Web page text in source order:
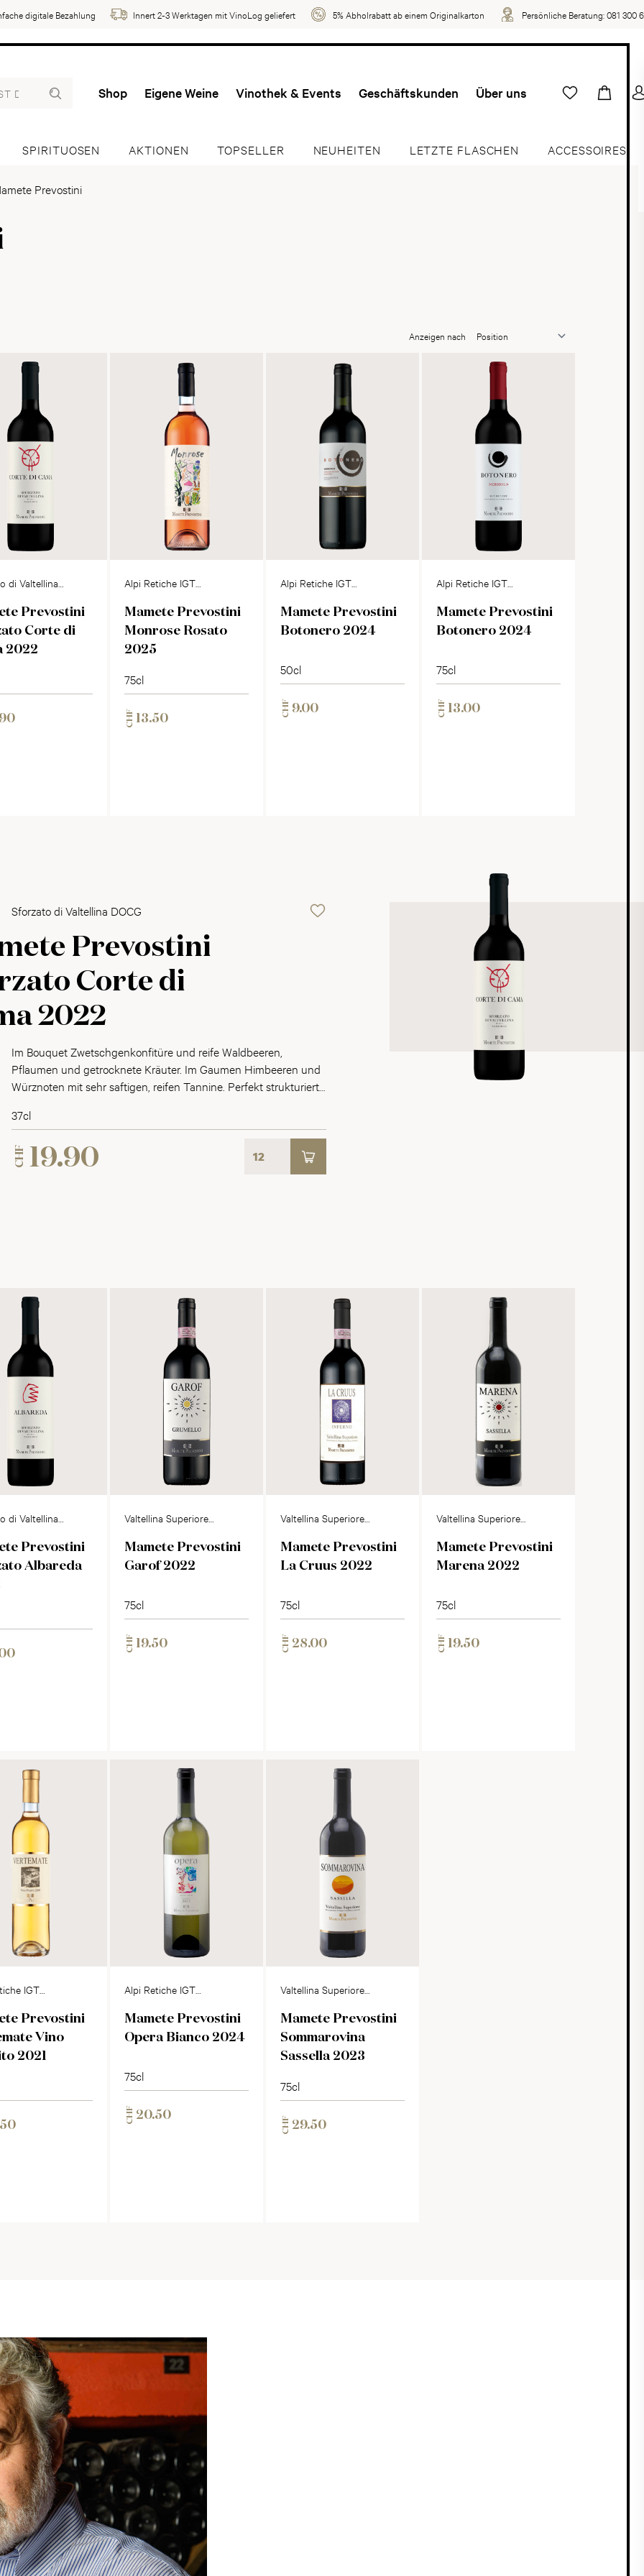
digitale Bezahlung Innert 2-3 Werktagen mit VinoLog geliefert 5% Abholrabatt ab einem Originalkarton Persönliche Beratung:081 300
Shop Eigene Weine Vinothek & Events Geschäftskunden Über uns
SPIRITUOSEN AKTIONEN TOPSELLER NEUHEITEN LETZTE FLASCHEN ACCESSOIRES
Prevostini
Anzeigen nach
di Valtellina
Prevostini
Corte di
2022
Alpi Retiche IGT
Mamete Prevostini
Monrose Rosato
2025
75cl
CHF 13.50
Alpi Retiche IGT
Mamete Prevostini
Botonero 2024
50cl
CHF 9.00
Alpi Retiche IGT
Mamete Prevostini
Botonero 2024
75cl
CHF 13.00
Sforzato di Valtellina DOCG
Prevostini
Corte di
2022
Im Bouquet Zwetschgenkonfitüre und reife Waldbeeren,
Pflaumen und getrocknete Kräuter. Im Gaumen Himbeeren und
Würznoten mit sehr saftigen, reifen Tannine. Perfekt strukturiert
37cl
CHF 19.90
di Valtellina
Prevostini
Albareda
Valtellina Superiore
Mamete Prevostini
Garof 2022
75cl
CHF 19.50
Valtellina Superiore
Mamete Prevostini
La Cruus 2022
75cl
CHF 28.00
Valtellina Superiore
Mamete Prevostini
Marena 2022
75cl
CHF 19.50
IGT
Prevostini
Vino
2021
Alpi Retiche IGT
Mamete Prevostini
Opera Bianco 2024
75cl
CHF 20.50
Valtellina Superiore
Mamete Prevostini
Sommarovina
Sassella 2023
75cl
CHF 29.50